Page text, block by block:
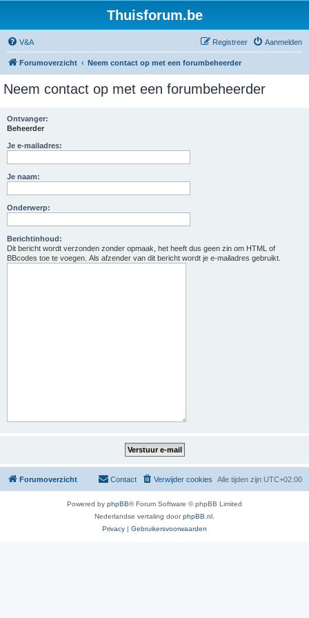
Thuisforum.be
V&A Aanmelden
Registreer
Forumoverzicht Neem contact op met een forumbeheerder
Neem contact op met een forumbeheerder
Ontvanger:
Beheerder
Je e-mailadres:
Je naam:
Onderwerp:
Berichtinhoud:
Dit bericht wordt verzonden zonder opmaak, het heeft dus geen zin om HTML of
BBcodes toe te voegen. Als afzender van dit bericht wordt je e-mailadres gebruikt.
Forumoverzicht Alle tijden zijn UTC+02:00
Verwijder cookies
Contact
Powered by phpBB® Forum Software © phpBB Limited
Nederlandse vertaling doorphpBB.nl
Privacy | Gebruikersvoorwaarden